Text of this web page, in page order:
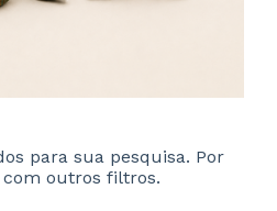
para sua pesquisa. Por
outros filtros.